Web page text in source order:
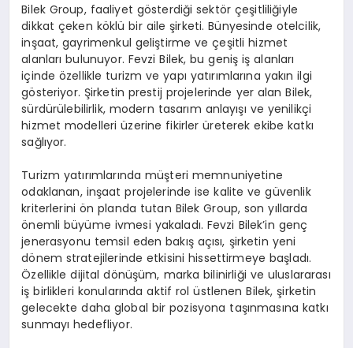
Bilek Group, faaliyet gösterdiği sektör çeşitliliğiyle
dikkat çeken köklü bir aile şirketi. Bünyesinde otelcilik,
inşaat, gayrimenkul geliştirme ve çeşitli hizmet
alanları bulunuyor. Fevzi Bilek, bu geniş iş alanları
içinde özellikle turizm ve yapı yatırımlarına yakın ilgi
gösteriyor. Şirketin prestij projelerinde yer alan Bilek,
sürdürülebilirlik, modern tasarım anlayışı ve yenilikçi
hizmet modelleri üzerine fikirler üreterek ekibe katkı
sağlıyor.
Turizm yatırımlarında müşteri memnuniyetine
odaklanan, inşaat projelerinde ise kalite ve güvenlik
kriterlerini ön planda tutan Bilek Group, son yıllarda
önemli büyüme ivmesi yakaladı. Fevzi Bilek’in genç
jenerasyonu temsil eden bakış açısı, şirketin yeni
dönem stratejilerinde etkisini hissettirmeye başladı.
Özellikle dijital dönüşüm, marka bilinirliği ve uluslararası
iş birlikleri konularında aktif rol üstlenen Bilek, şirketin
gelecekte daha global bir pozisyona taşınmasına katkı
sunmayı hedefliyor.